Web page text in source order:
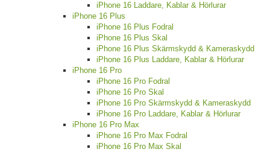
iPhone 16 Laddare, Kablar & Hörlurar
iPhone 16 Plus
iPhone 16 Plus Fodral
iPhone 16 Plus Skal
iPhone 16 Plus Skärmskydd & Kameraskydd
iPhone 16 Plus Laddare, Kablar & Hörlurar
iPhone 16 Pro
iPhone 16 Pro Fodral
iPhone 16 Pro Skal
iPhone 16 Pro Skärmskydd & Kameraskydd
iPhone 16 Pro Laddare, Kablar & Hörlurar
iPhone 16 Pro Max
iPhone 16 Pro Max Fodral
iPhone 16 Pro Max Skal